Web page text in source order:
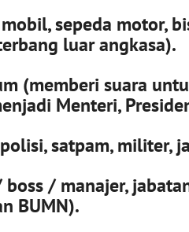
sepeda motor,
luar angkasa).
(memberi suara
Menteri,
satpam, militer,
boss / manajer,
BUMN).